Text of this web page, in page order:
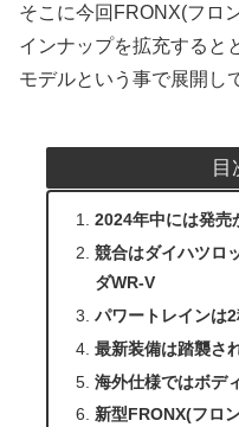
そこに今回FRONX(フロ
インナップを拡充すると
モデルという事で展開し
目
2024年中には発売
競合はダイハツロ
ダWR-V
パワートレインは
最新装備は踏襲さ
海外仕様ではボデ
新型FRONX(フロ